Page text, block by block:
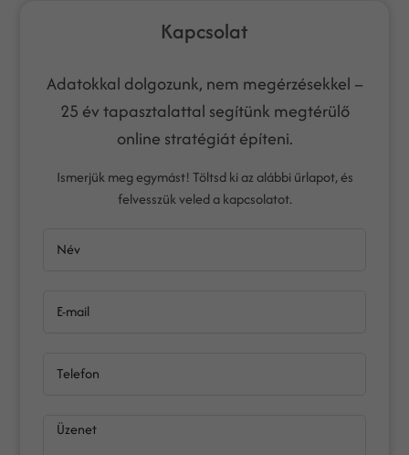
Kapcsolat
Adatokkal dolgozunk, nem megérzésekkel –
25 év tapasztalattal segítünk megtérülő
online stratégiát építeni.
Ismerjük meg egymást! Töltsd ki az alábbi űrlapot, és
felvesszük veled a kapcsolatot.
Név
E-mail
Telefon
Üzenet